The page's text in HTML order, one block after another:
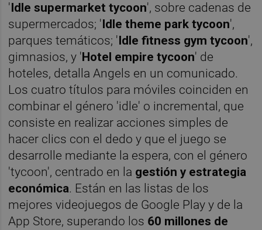
'Idle supermarket tycoon', sobre cadenas de
supermercados; 'Idle theme park tycoon',
parques temáticos; 'Idle fitness gym tycoon',
gimnasios, y 'Hotel empire tycoon' de
hoteles, detalla Angels en un comunicado.
Los cuatro títulos para móviles coinciden en
combinar el género 'idle' o incremental, que
consiste en realizar acciones simples de
hacer clics con el dedo y que el juego se
desarrolle mediante la espera, con el género
'tycoon', centrado en la gestión y estrategia
económica. Están en las listas de los
mejores videojuegos de Google Play y de la
App Store, superando los 60 millones de